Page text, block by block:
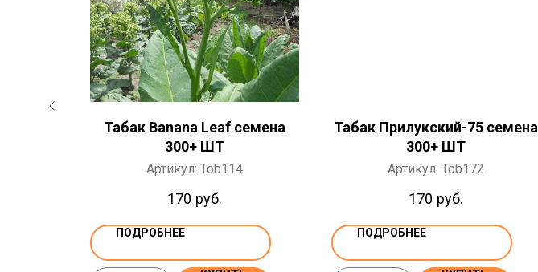
Табак Banana Leaf семена
300+ ШТ
Артикул: Tob114
170 руб.
ПОДРОБНЕЕ
Табак Прилукский-75 семена
300+ ШТ
Артикул: Tob172
170 руб.
ПОДРОБНЕЕ